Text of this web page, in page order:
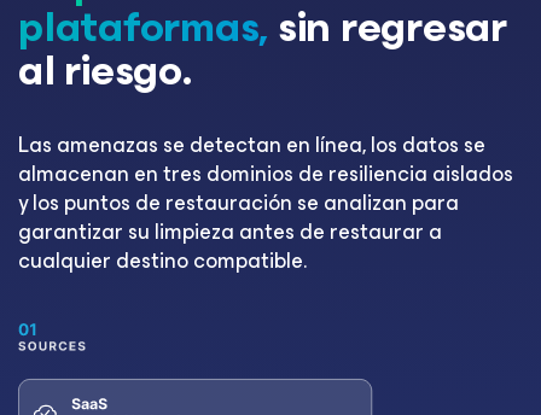
plataformas,sin regresar
al riesgo.
Las amenazas se detectan en línea, los datos se
almacenan en tres dominios de resiliencia aislados
y los puntos de restauración se analizan para
garantizar su limpieza antes de restaurar a
cualquier destino compatible.